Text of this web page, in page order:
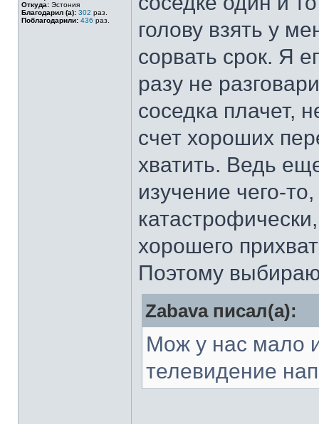
Откуда: Эстония
Благодарил (а): 302 раз.
Поблагодарили: 436 раз.
голову взять у
сорвать срок. Я
разу не
соседка плачет,
счет хороших
хватить. Ведь
изучение чего-
хорошего
Поэтому
Zabava писал(а):
Мож у нас мало
телевидение